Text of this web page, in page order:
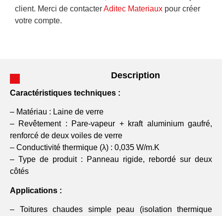
client. Merci de contacterAditec Materiaux pour créer
votre compte.
Description
Caractéristiques techniques :
– Matériau : Laine de verre
– Revêtement : Pare-vapeur + kraft aluminium gaufré,
renforcé de deux voiles de verre
– Conductivité thermique (λ) : 0,035 W/m.K
– Type de produit : Panneau rigide, rebordé sur deux
côtés
Applications :
– Toitures chaudes simple peau (isolation thermique